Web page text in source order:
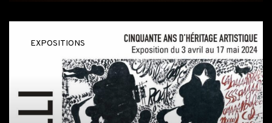
EXPOSITIONS